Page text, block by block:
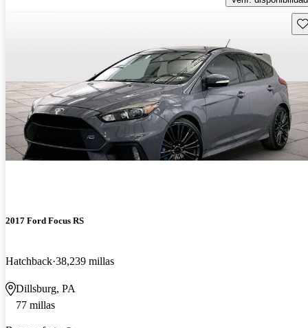
2017 Ford Focus RS
Hatchback 38,239 millas
Dillsburg, PA
77 millas